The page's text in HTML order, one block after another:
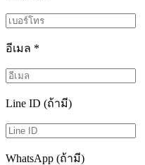
อีเมล *
Line ID (ถ้ามี)
WhatsApp (ถ้ามี)